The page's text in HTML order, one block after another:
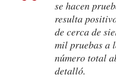
se hacen
resulta
de cerca de
mil pruebas a
número total
detalló.